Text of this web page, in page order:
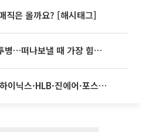
직은 올까요? [해시태그]
차인표 "동생 구강암 투병…떠나보낼 때 가장 힘들었다”
[오늘의 주요공시] SK하이닉스·HLB·진에어·포스코홀딩스·네이버·대우건설 등